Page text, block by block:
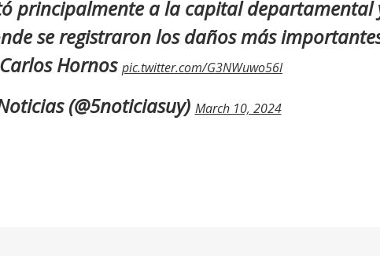
principalmente a la capital departamental
se registraron los daños más
Hornos pic.twitter.com/G3NWuwo56l
(@5noticiasuy) March 10, 2024